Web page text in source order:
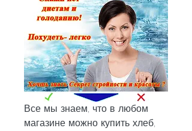
Все мы знаем, что в любом
магазине можно купить хлеб,